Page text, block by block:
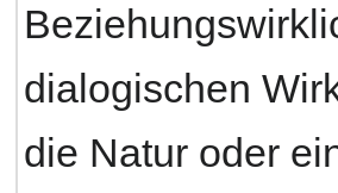
dialogischen
die Natur oder